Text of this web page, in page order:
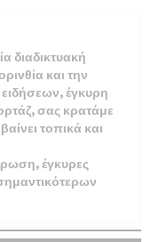
διαδικτυακή
και την
έγκυρη
σας κρατάμε
τοπικά και
έγκυρες